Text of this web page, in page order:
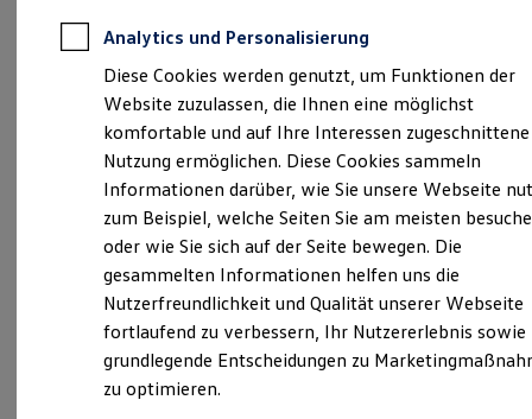
Für Privatkunden
Für Gewerbekunden
Profi Paket
TopDeal
Gebrauchtwagen
ProfiPartner für Gebrauchtwagen
Zertifizierte Gebrauchtwagen
Finanzierung
Für Privatkunden
Für Gewerbekunden
Leasing
Für Privatkunden
Für Gewerbekunden
Versicherungen & Garantien
Garantien
Kfz-Versicherung für Nutzfahrzeuge
Restschuldversicherung
Wartungsverträge
Verantwortlich für die Inhalte auf dieser Seite ist die Autohaus
Brass Darmstadt GmbH - Co. KG (Impressum & Rechtliches)
Kasinostraße 62, 64293 Darmstadt
info.giessen@brass-gruppe.de
Montag-Freitag 07:00-18:00 Uhr
Samstag
09:00 -13:00 Uhr
Analytics und Personalisierung
Diese Cookies werden genutzt, um Funktionen der
Website zuzulassen, die Ihnen eine möglichst
komfortable und auf Ihre Interessen zugeschnittene
Nutzung ermöglichen. Diese Cookies sammeln
Informationen darüber, wie Sie unsere Webseite
zum Beispiel, welche Seiten Sie am meisten
oder wie Sie sich auf der Seite bewegen. Die
gesammelten Informationen helfen uns die
Nutzerfreundlichkeit und Qualität unserer Webseite
fortlaufend zu verbessern, Ihr Nutzererlebnis sowie
grundlegende Entscheidungen zu
zu optimieren.